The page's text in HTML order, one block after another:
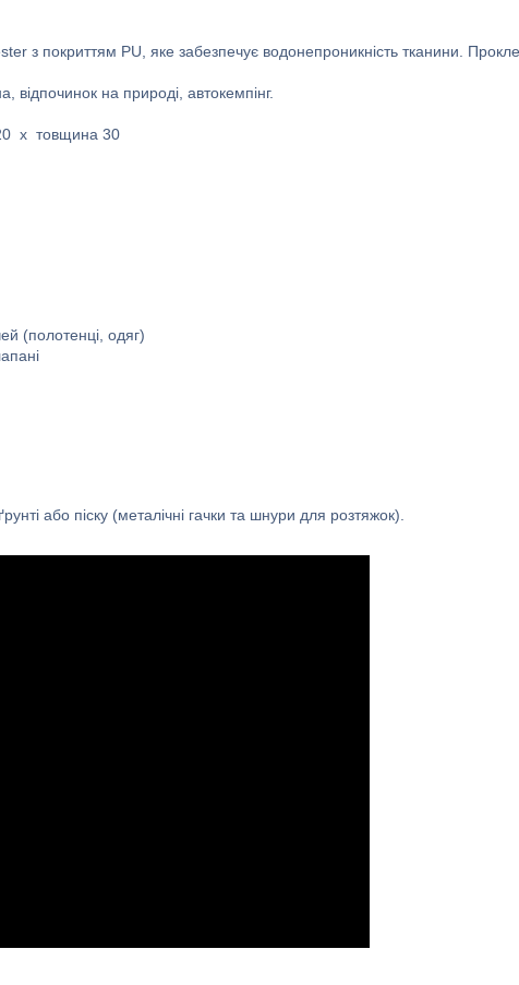
з покриттям PU, яке забезпечує водонепроникність тканини.
на природі, автокемпінг.
x товщина 30
(полотенці, одяг)
або піску (металічні гачки та шнури для розтяжок).